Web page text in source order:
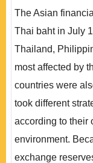
The Asian
Thai baht in July
Thailand,
most affected by
countries were
took different
according to their
environment.
exchange